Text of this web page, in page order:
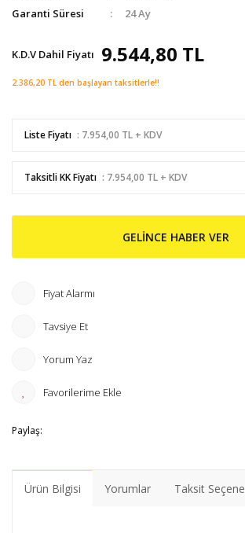
Garanti Süresi
24 Ay
K.D.V Dahil Fiyatı 9.544,80 TL
2.386,20 TL den başlayan taksitlerle!!
Liste Fiyatı : 7.954,00 TL + KDV
Taksitli KK Fiyatı : 7.954,00 TL + KDV
GELİNCE HABER VER
Fiyat Alarmı
Tavsiye Et
Yorum Yaz
Paylaş:
Ürün Bilgisi Yorumlar Taksit